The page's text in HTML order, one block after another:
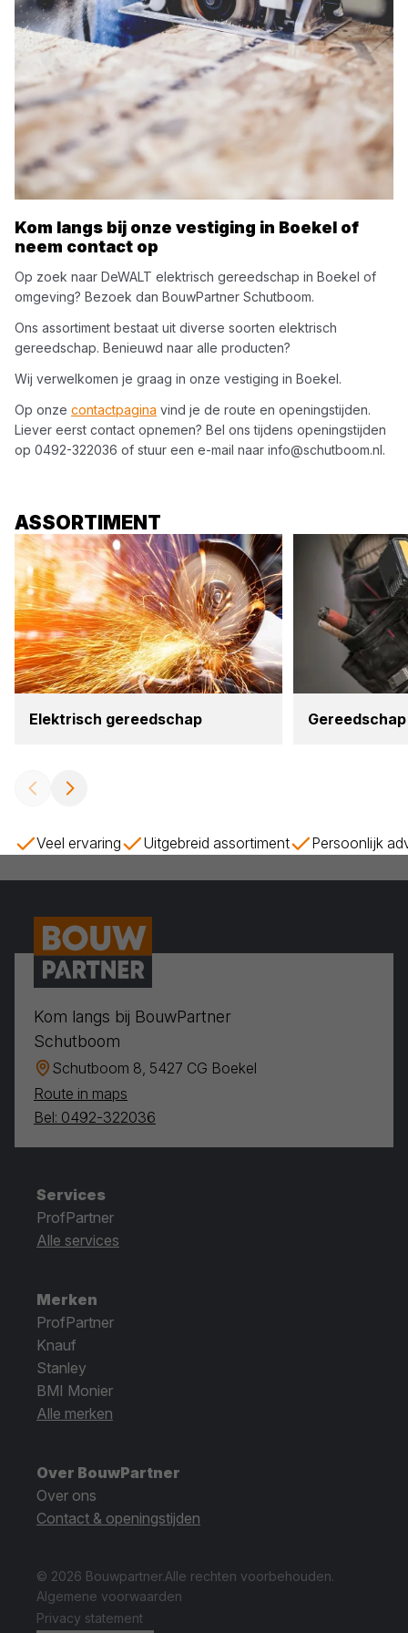
Kom langs bij onze vestiging in Boekel of
neem contact op
Op zoek naar DeWALT elektrisch gereedschap in Boekel of
omgeving? Bezoek dan BouwPartner Schutboom.
Ons assortiment bestaat uit diverse soorten elektrisch
gereedschap. Benieuwd naar alle producten?
Wij verwelkomen je graag in onze vestiging in Boekel.
Op onze contactpagina vind je de route en openingstijden.
Liever eerst contact opnemen? Bel ons tijdens openingstijden
op 0492-322036 of stuur een e-mail naar info@schutboom.nl.
ASSORTIMENT
Elek­trisch gereed­schap Gereed­schap
Veel ervaring Uitgebreid assortiment Persoonlijk
Kom langs bij BouwPartner
Schutboom
Schutboom 8, 5427 CG Boekel
Route in maps
Bel: 0492-322036
Services
ProfPartner
Alle services
Merken
ProfPartner
Knauf
Stanley
BMI Monier
Alle merken
Over BouwPartner
Over ons
Contact & openingstijden
© 2026 Bouwpartner.Alle rechten voorbehouden.
Algemene voorwaarden
Privacy statement